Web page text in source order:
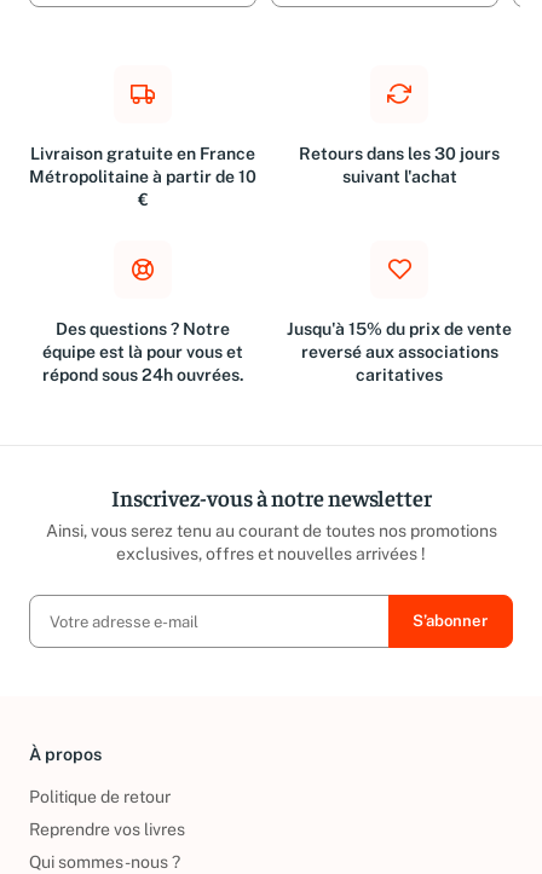
Livraison gratuite en France
Métropolitaine à partir de 10
€
Retours dans les 30 jours
suivant l'achat
Des questions ? Notre
équipe est là pour vous et
répond sous 24h ouvrées.
Jusqu'à 15% du prix de vente
reversé aux associations
caritatives
Inscrivez-vous à notre newsletter
Ainsi, vous serez tenu au courant de toutes nos promotions
exclusives, offres et nouvelles arrivées !
À propos
Politique de retour
Reprendre vos livres
Qui sommes-nous ?